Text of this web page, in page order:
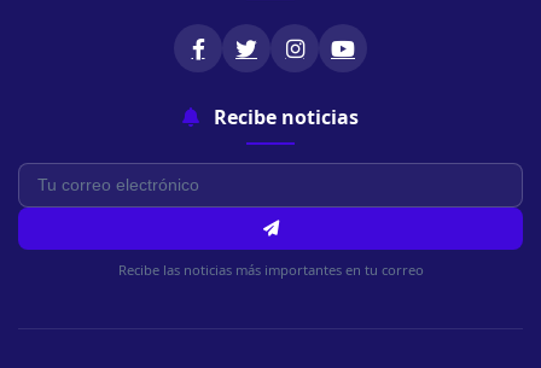
Recibe noticias
Recibe las noticias más importantes en tu correo